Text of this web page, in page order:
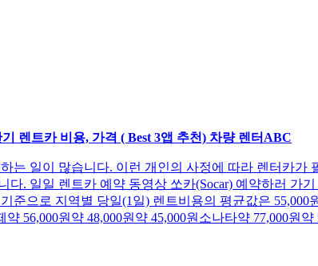
렌트카 비용, 가격 ( Best 3앱 추천) 차량 렌터ABC
는 일이 많습니다. 이런 개인의 사정에 따라 렌터카
. 일일 렌트카 예약 동영상 쏘카(Socar) 예약하러 가
준으로 지역별 당일(1일) 렌트비용의 평균값은
56,000원약 48,000원약 45,000원소나타약 77,000원약